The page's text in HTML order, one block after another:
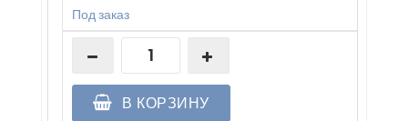
Под заказ
В КОРЗИНУ